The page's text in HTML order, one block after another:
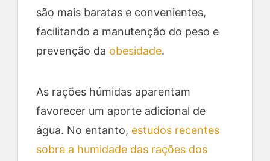
são mais baratas e convenientes,
facilitando a manutenção do peso e
prevenção da obesidade.
As rações húmidas aparentam
favorecer um aporte adicional de
água. No entanto, estudos recentes
sobre a humidade das rações dos